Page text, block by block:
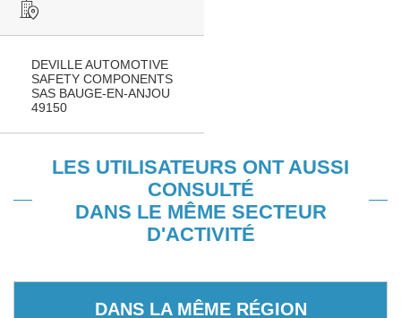
DEVILLE AUTOMOTIVE
SAFETY COMPONENTS
SAS BAUGE-EN-ANJOU
49150
LES UTILISATEURS ONT AUSSI
CONSULTÉ
DANS LE MÊME SECTEUR
D'ACTIVITÉ
DANS LA MÊME RÉGION